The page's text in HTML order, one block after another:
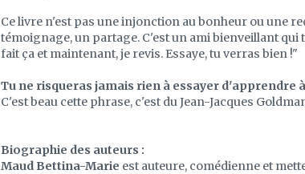
Ce livre n'est pas une injonction au bonheur ou une
témoignage, un partage. C'est un ami bienveillant qui
fait ça et maintenant, je revis. Essaye, tu verras bien !"
Tu ne risqueras jamais rien à essayer d'apprendre
C'est beau cette phrase, c'est du Jean-Jacques
Biographie des auteurs :
Maud Bettina-Marie est auteure, comédienne et